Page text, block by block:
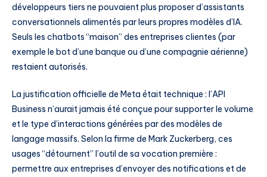
développeurs tiers ne pouvaient plus proposer d’assistants
conversationnels alimentés par leurs propres modèles d’IA.
Seuls les chatbots “maison” des entreprises clientes (par
exemple le bot d’une banque ou d’une compagnie aérienne)
restaient autorisés.
La justification officielle de Meta était technique : l’API
Business n’aurait jamais été conçue pour supporter le volume
et le type d’interactions générées par des modèles de
langage massifs. Selon la firme de Mark Zuckerberg, ces
usages “détournent” l’outil de sa vocation première :
permettre aux entreprises d’envoyer des notifications et de